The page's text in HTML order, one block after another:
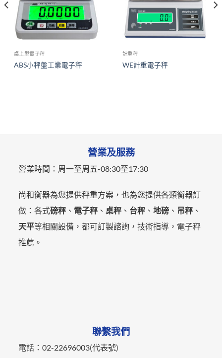
桌上型電子秤
ABS小秤盤工業電子秤
計重秤
WE計重電子秤
營業及服務
營業時間： 周一至周五-08:30至17:30
尚和衡器為您提供秤重方案，也為您提供各類衡器訂
做：各式磅秤 、 電子秤 、桌秤 、 台秤 、地磅 、 吊秤 、
天平等相關設備，都可訂製諮詢，技術指導，電子秤
推薦。
聯繫我們
電話：02-22696003(代表號)